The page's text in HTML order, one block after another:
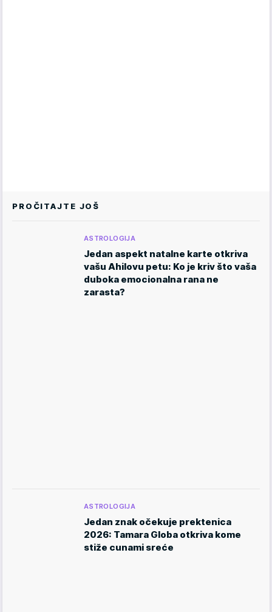
PROČITAJTE JOŠ
ASTROLOGIJA
Jedan aspekt natalne karte otkriva
vašu Ahilovu petu: Ko je kriv što vaša
duboka emocionalna rana ne
zarasta?
ASTROLOGIJA
Jedan znak očekuje prektenica
2026: Tamara Globa otkriva kome
stiže cunami sreće